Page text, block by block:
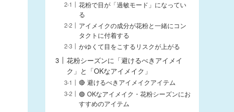
花粉で目が「過敏モード」になってい
る
アイメイクの成分が花粉と一緒にコン
タクトに付着する
かゆくて目をこするリスクが上がる
花粉シーズンに「避けるべきアイメイ
ク」と「OKなアイメイク」
🔴 避けるべきアイメイクアイテム
🟢 OKなアイメイク・花粉シーズンにお
すすめのアイテム